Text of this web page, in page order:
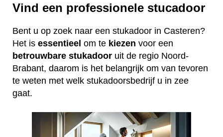
Vind een professionele stucadoor
Bent u op zoek naar een stukadoor in Casteren?
Het is essentieel om te kiezen voor een
betrouwbare stukadoor uit de regio Noord-
Brabant, daarom is het belangrijk om van tevoren
te weten met welk stukadoorsbedrijf u in zee
gaat.